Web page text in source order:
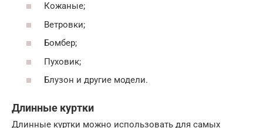
Кожаные;
Ветровки;
Бомбер;
Пуховик;
Блузон и другие модели.
Длинные куртки
Длинные куртки можно использовать для самых